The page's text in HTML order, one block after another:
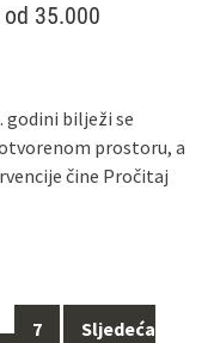
35.000
godini bilježi se
prostoru, a
čine Pročitaj
7
Sljedeća